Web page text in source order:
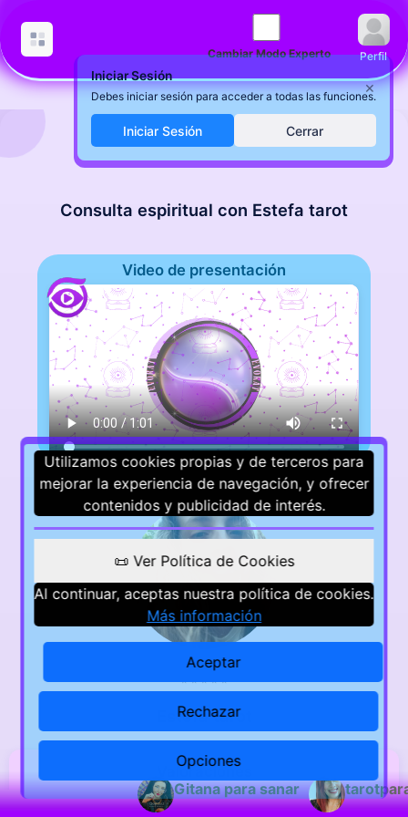
Cambiar Modo Experto Perfil
Iniciar Sesión
×
Debes iniciar sesión para acceder a todas las funciones.
Iniciar Sesión Cerrar
Consulta espiritual con Estefa tarot
Video de presentación
⭐ ⭐ ⭐ ⭐ ⭐
Estefa tarot
Valoraciones
Gitana para sanar
Utilizamos cookies propias y de terceros para
mejorar la experiencia de navegación, y ofrecer
contenidos y publicidad de interés.
📜 Ver Política de Cookies
Al continuar, aceptas nuestra política de cookies.
Más información
Aceptar
Rechazar
Opciones